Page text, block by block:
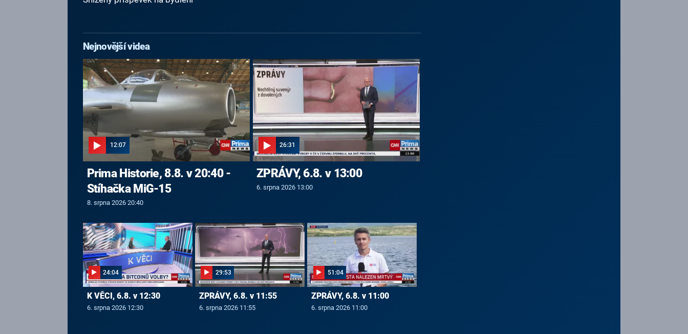
Nejnovější videa
12:07
Prima Historie, 8.8. v 20:40 -
Stíhačka MiG-15
8. srpna 2026 20:40
26:31
ZPRÁVY, 6.8. v 13:00
6. srpna 2026 13:00
24:04
K VĚCI, 6.8. v 12:30
6. srpna 2026 12:30
29:53
ZPRÁVY, 6.8. v 11:55
6. srpna 2026 11:55
51:04
ZPRÁVY, 6.8. v 11:00
6. srpna 2026 11:00